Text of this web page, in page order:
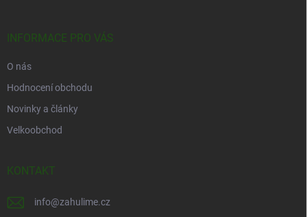
INFORMACE PRO VÁS
O nás
Hodnocení obchodu
Novinky a články
Velkoobchod
KONTAKT
info@zahulime.cz